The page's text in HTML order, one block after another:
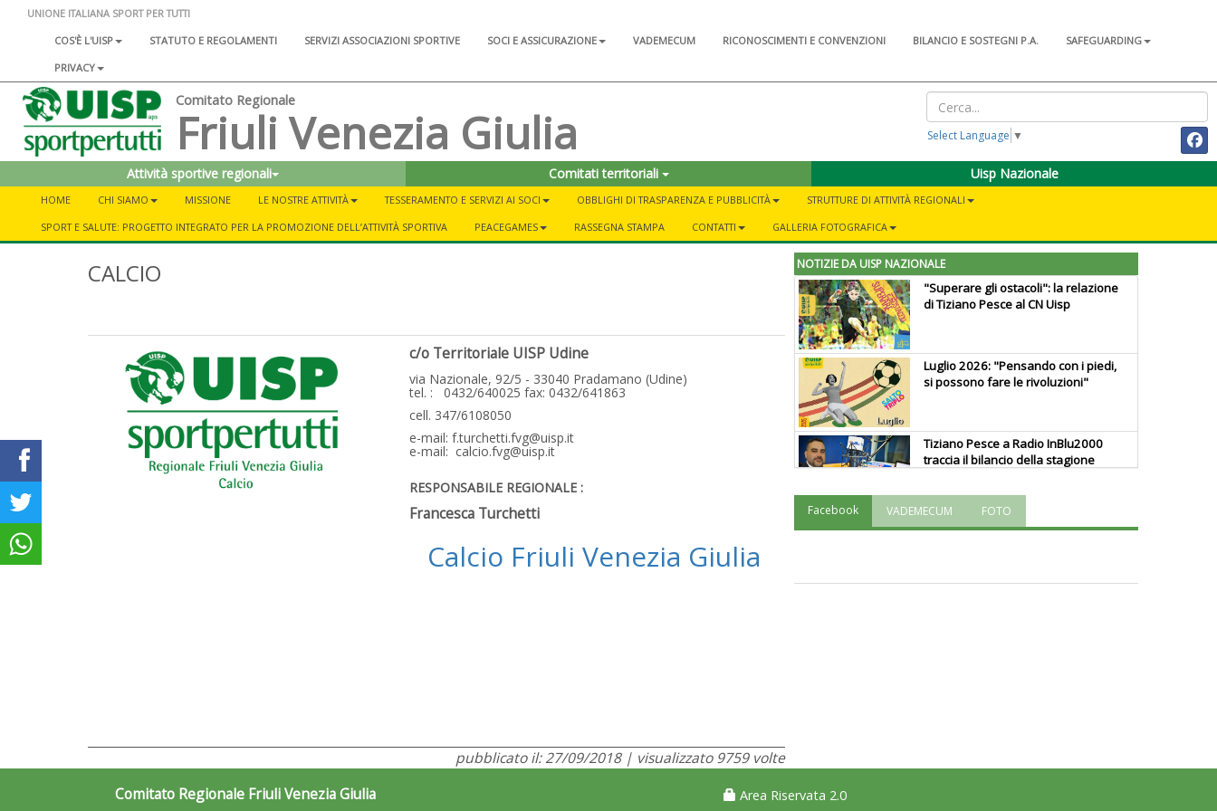
UNIONE ITALIANA SPORT PER TUTTI
COS'È L'UISP
STATUTO E REGOLAMENTI SERVIZI ASSOCIAZIONI SPORTIVE SOCI E ASSICURAZIONE VADEMECUM RICONOSCIMENTI E CONVENZIONI BILANCIO E SOSTEGNI P.A.
SAFEGUARDING
PRIVACY
Comitato Regionale
Friuli Venezia Giulia Select Language ▼
Attività sportive regionali Comitati territoriali Uisp Nazionale
HOME CHI SIAMO MISSIONE LE NOSTRE ATTIVITÀ TESSERAMENTO E SERVIZI AI SOCI OBBLIGHI DI TRASPARENZA E PUBBLICITÀ
STRUTTURE DI ATTIVITÀ REGIONALI
SPORT E SALUTE: PROGETTO INTEGRATO PER LA PROMOZIONE DELL’ATTIVITÀ SPORTIVA
PEACEGAMES RASSEGNA STAMPA CONTATTI GALLERIA FOTOGRAFICA
CALCIO
c/o Territoriale UISP Udine
via Nazionale, 92/5 - 33040 Pradamano (Udine)
tel. : 0432/640025 fax: 0432/641863
cell. 347/6108050
e-mail: f.turchetti.fvg@uisp.it
e-mail: calcio.fvg@uisp.it
RESPONSABILE REGIONALE :
Francesca Turchetti
Calcio Friuli Venezia Giulia
pubblicato il: 27/09/2018 | visualizzato 9759 volte
NOTIZIE DA UISP NAZIONALE
"Superare gli ostacoli": la relazione
di Tiziano Pesce al CN Uisp
Luglio 2026: "Pensando con i piedi,
si possono fare le rivoluzioni"
Tiziano Pesce a Radio InBlu2000
traccia il bilancio della stagione
Facebook VADEMECUM FOTO
Comitato Regionale Friuli Venezia Giulia Area Riservata 2.0